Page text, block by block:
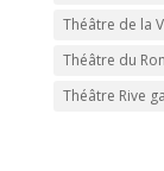
Théâtre de la
Théâtre du
Théâtre Rive